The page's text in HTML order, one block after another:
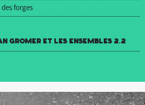
forges
Gromer et Les Ensembles 2.2